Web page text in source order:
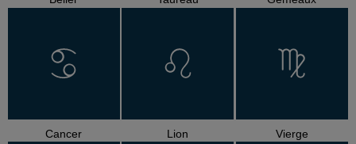
Cancer Lion Vierge